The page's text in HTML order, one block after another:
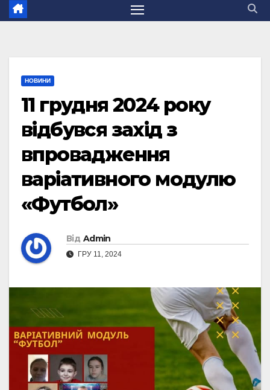
НОВИНИ
11 грудня 2024 року
відбувся захід з
впровадження
варіативного модулю
«Футбол»
Від Admin
ГРУ 11, 2024